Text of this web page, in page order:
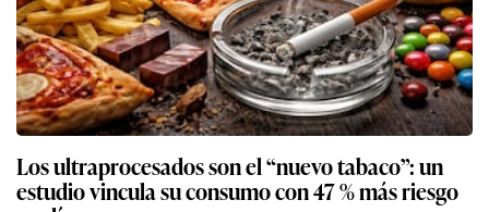
Los ultraprocesados son el “nuevo tabaco”: un
estudio vincula su consumo con 47 % más riesgo